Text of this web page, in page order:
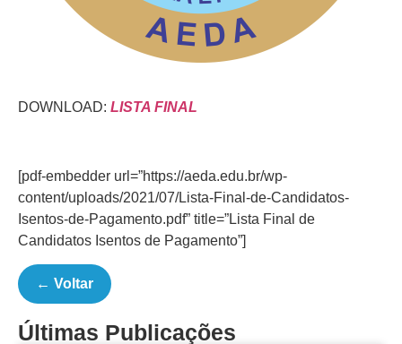
DOWNLOAD: LISTA FINAL
[pdf-embedder url=”https://aeda.edu.br/wp-
content/uploads/2021/07/Lista-Final-de-Candidatos-
Isentos-de-Pagamento.pdf” title=”Lista Final de
Candidatos Isentos de Pagamento”]
← Voltar
Últimas Publicações